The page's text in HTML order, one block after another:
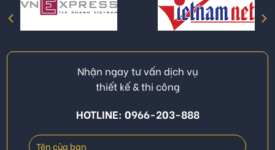
Nhận ngay tư vấn dịch vụ
thiết kế & thi công
HOTLINE: 0966-203-888